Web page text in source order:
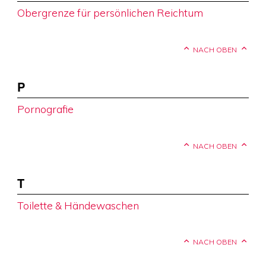
Obergrenze für persönlichen Reichtum
NACH OBEN
P
Pornografie
NACH OBEN
T
Toilette & Händewaschen
NACH OBEN